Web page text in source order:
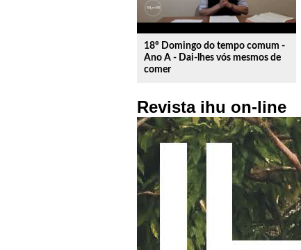
18º Domingo do tempo comum -
Ano A - Dai-lhes vós mesmos de
comer
Revista ihu on-line